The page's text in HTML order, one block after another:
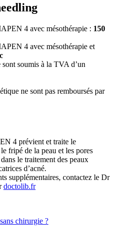
4 avec mésothérapie : 150
4 avec mésothérapie et
sont soumis à la TVA d’un
ne sont pas remboursés par
4 prévient et traite le
fripé de la peau et les pores
le traitement des peaux
d’acné.
supplémentaires, contactez le Dr
doctolib.fr
chirurgie ?